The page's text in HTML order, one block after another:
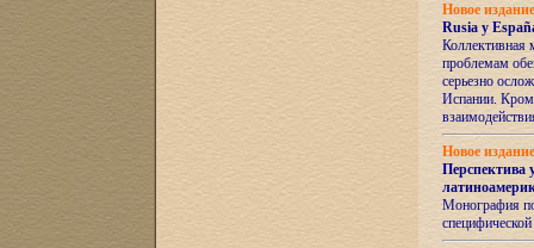
Новое
Rusia y
Коллективная
проблемам
серьезно
Испании.
Новое
Перспектива
Монография